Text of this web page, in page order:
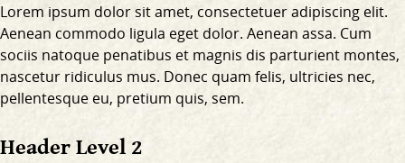
Lorem ipsum dolor sit amet, consectetuer adipiscing elit.
Aenean commodo ligula eget dolor. Aenean assa. Cum
sociis natoque penatibus et magnis dis parturient montes,
nascetur ridiculus mus. Donec quam felis, ultricies nec,
pellentesque eu, pretium quis, sem.
Header Level 2